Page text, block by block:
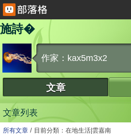
施詩�
作家：kax5m3x2
文章
文章列表
所有文章 / 目前分類：在地生活|雲嘉南